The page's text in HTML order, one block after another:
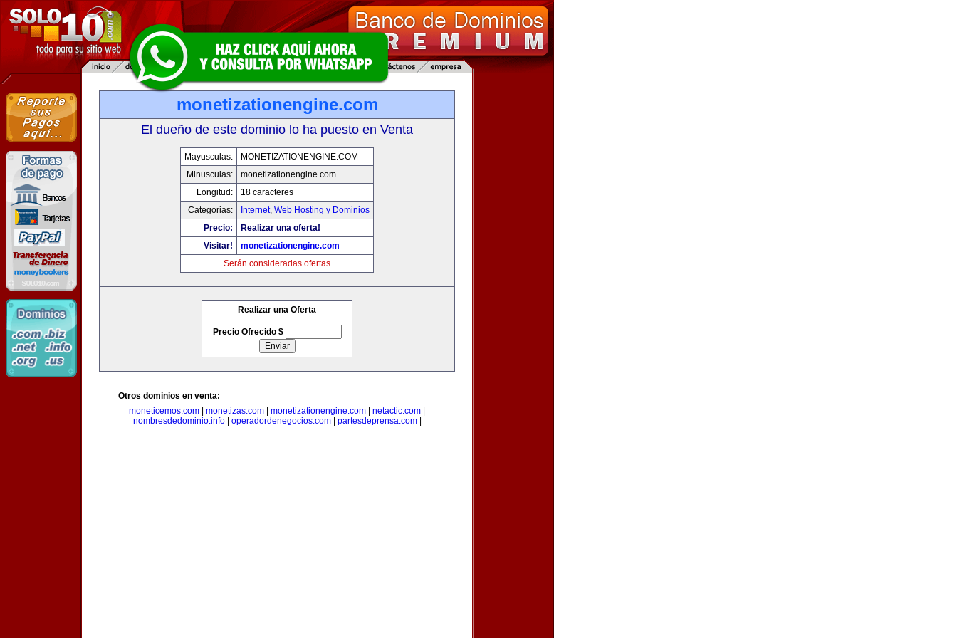
monetizationengine.com
El dueño de este dominio lo ha puesto en Venta
Mayusculas:
MONETIZATIONENGINE.COM
Minusculas:
monetizationengine.com
Longitud:
18 caracteres
Categorias:
Internet, Web Hosting y Dominios
Precio:
Realizar una oferta!
Visitar!
monetizationengine.com
Serán consideradas ofertas
Realizar una Oferta
Precio Ofrecido $
Otros dominios en venta:
moneticemos.com
monetizas.com monetizationengine.com netactic.com
nombresdedominio.info| operadordenegocios.com| partesdeprensa.com|